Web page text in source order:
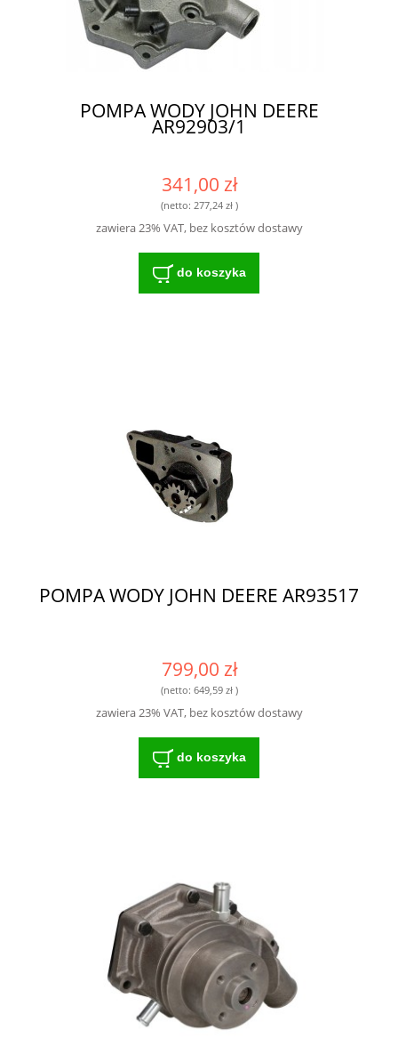
POMPA WODY JOHN DEERE
AR92903/1
341,00 zł
(netto: 277,24 zł)
zawiera 23% VAT, bez kosztów dostawy
do koszyka
POMPA WODY JOHN DEERE AR93517
799,00 zł
(netto: 649,59 zł)
zawiera 23% VAT, bez kosztów dostawy
do koszyka